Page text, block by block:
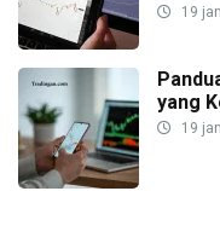
19
yang
19